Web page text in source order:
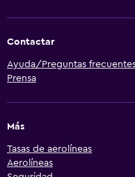
Contactar
Ayuda/Preguntas
Prensa
Más
Tasas de aerolíneas
Aerolíneas